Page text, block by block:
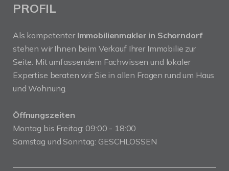
PROFIL
Als kompetenter Immobilienmakler in Schorndorf
stehen wir Ihnen beim Verkauf Ihrer Immobilie zur
Seite. Mit umfassendem Fachwissen und lokaler
Expertise beraten wir Sie in allen Fragen rund um Haus
und Wohnung.
Öffnungszeiten
Montag bis Freitag: 09:00 - 18:00
Samstag und Sonntag: GESCHLOSSEN